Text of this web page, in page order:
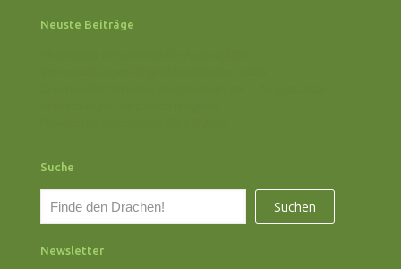
Neuste Beiträge
Suche
h
Suchen
Newsletter